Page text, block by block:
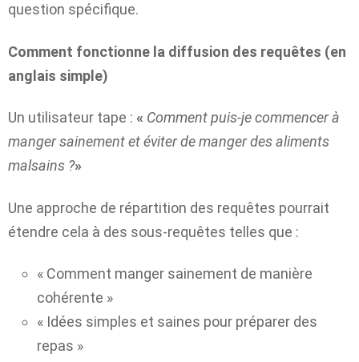
question spécifique.
Comment fonctionne la diffusion des requêtes (en
anglais simple)
Un utilisateur tape : « Comment puis-je commencer à
manger sainement et éviter de manger des aliments
malsains ?»
Une approche de répartition des requêtes pourrait
étendre cela à des sous-requêtes telles que :
« Comment manger sainement de manière
cohérente »
« Idées simples et saines pour préparer des
repas »